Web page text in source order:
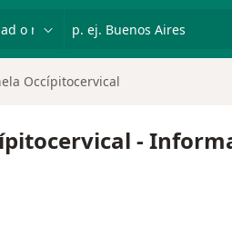
Occípitocervical
-